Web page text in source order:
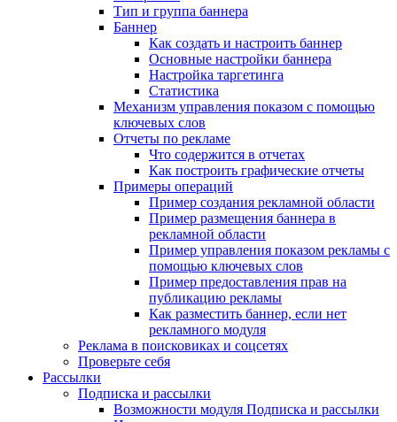
Тип и группа баннера
Баннер
Как создать и настроить баннер
Основные настройки баннера
Настройка таргетинга
Статистика
Механизм управления показом с помощью
ключевых слов
Отчеты по рекламе
Что содержится в отчетах
Как построить графические отчеты
Примеры операций
Пример создания рекламной области
Пример размещения баннера в
рекламной области
Пример управления показом рекламы с
помощью ключевых слов
Пример предоставления прав на
публикацию рекламы
Как разместить баннер, если нет
рекламного модуля
Реклама в поисковиках и соцсетях
Проверьте себя
Рассылки
Подписка и рассылки
Возможности модуля Подписка и рассылки